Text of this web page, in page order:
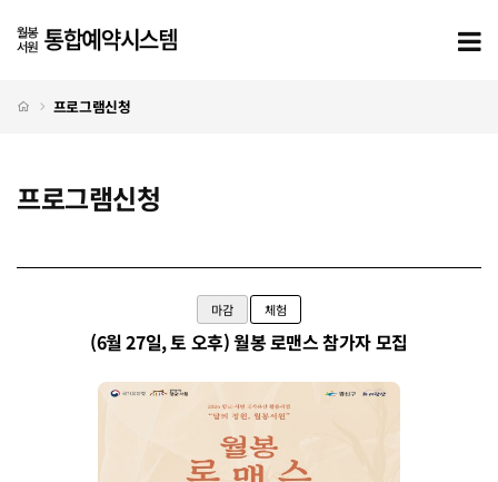
처음으로
프로그램신청
프로그램신청
마감 체험
(6월 27일, 토 오후) 월봉 로맨스 참가자 모집